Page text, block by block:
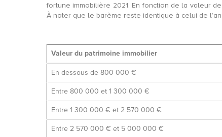
fortune immobilière 2021. En fonction de la valeur
À noter que le barème reste identique à celui de
Valeur du patrimoine immobilier
En dessous de 800 000 €
Entre 800 000 et 1 300 000 €
Entre 1 300 000 € et 2 570 000 €
Entre 2 570 000 € et 5 000 000 €